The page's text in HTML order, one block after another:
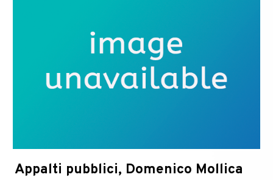
Appalti pubblici, Domenico Mollica